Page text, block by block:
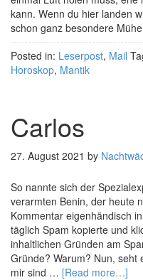
kann. Wenn du hier landen
schon ganz besondere
Posted in: Leserpost, Mail
Horoskop, Mantik
Carlos
27. August 2021 by
So nannte sich der
verarmten Benin, der heute
Kommentar eigenhändisch
täglich Spam kopierte und
inhaltlichen Gründen am
Gründe? Warum? Nun, seht
mir sind … [Read more…]